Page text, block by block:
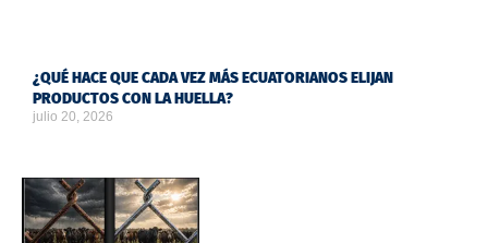
¿QUÉ HACE QUE CADA VEZ MÁS ECUATORIANOS ELIJAN
PRODUCTOS CON LA HUELLA?
julio 20, 2026